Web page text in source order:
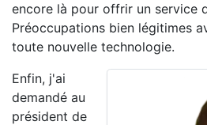
encore là pour offrir un service
Préoccupations bien légitimes
toute nouvelle technologie.
Enfin, j'ai
demandé au
président de